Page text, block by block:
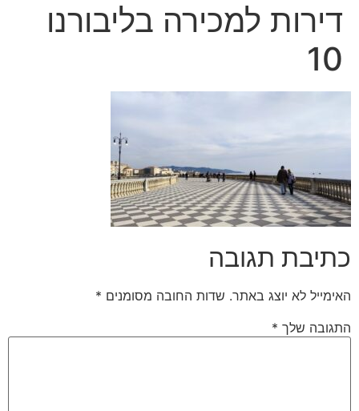
דירות למכירה בליבורנו
10
כתיבת תגובה
האימייל לא יוצג באתר. שדות החובה מסומנים *
התגובה שלך *